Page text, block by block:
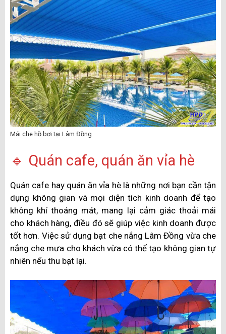
Mái che hồ bơi tại Lâm Đồng
🔹 Quán cafe, quán ăn vỉa hè
Quán cafe hay quán ăn vỉa hè là những nơi bạn cần tận
dụng không gian và mọi diện tích kinh doanh để tạo
không khí thoáng mát, mang lại cảm giác thoải mái
cho khách hàng, điều đó sẽ giúp việc kinh doanh được
tốt hơn. Việc sử dụng bạt che nắng Lâm Đồng vừa che
nắng che mưa cho khách vừa có thể tạo không gian tự
nhiên nếu thu bạt lại.